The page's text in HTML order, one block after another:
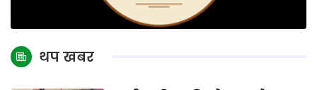
थप खबर